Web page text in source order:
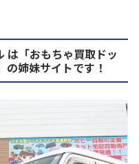
は「おもちゃ買取ドッ
の姉妹サイトです！